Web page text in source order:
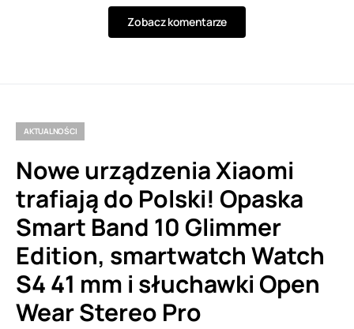
Zobacz komentarze
AKTUALNOŚCI
Nowe urządzenia Xiaomi
trafiają do Polski! Opaska
Smart Band 10 Glimmer
Edition, smartwatch Watch
S4 41 mm i słuchawki Open
Wear Stereo Pro